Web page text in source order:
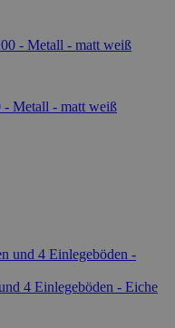
- Metall - matt weiß
4 Einlegeböden - Eiche